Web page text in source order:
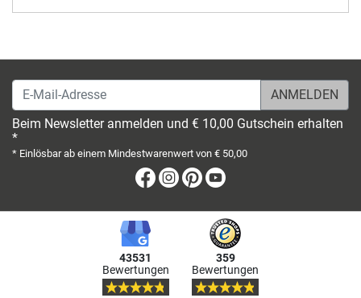
E-Mail-Adresse
Beim Newsletter anmelden und € 10,00 Gutschein erhalten
*
* Einlösbar ab einem Mindestwarenwert von € 50,00
Facebook
Instagram
Pinterest
43531
Bewertungen
359
Bewertungen